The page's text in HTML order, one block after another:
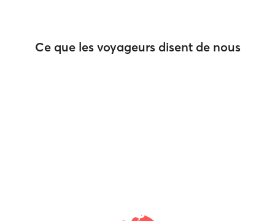
Ce que les voyageurs disent de nous